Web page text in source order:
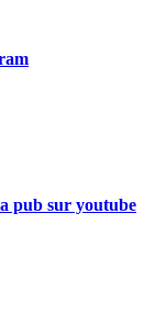
pub sur youtube